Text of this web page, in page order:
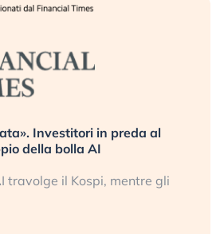
Investitori in preda al
della bolla AI
travolge il Kospi, mentre gli